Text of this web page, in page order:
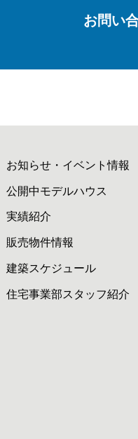
お問い
お知らせ・イベント情報
公開中モデルハウス
実績紹介
販売物件情報
建築スケジュール
住宅事業部スタッフ紹介